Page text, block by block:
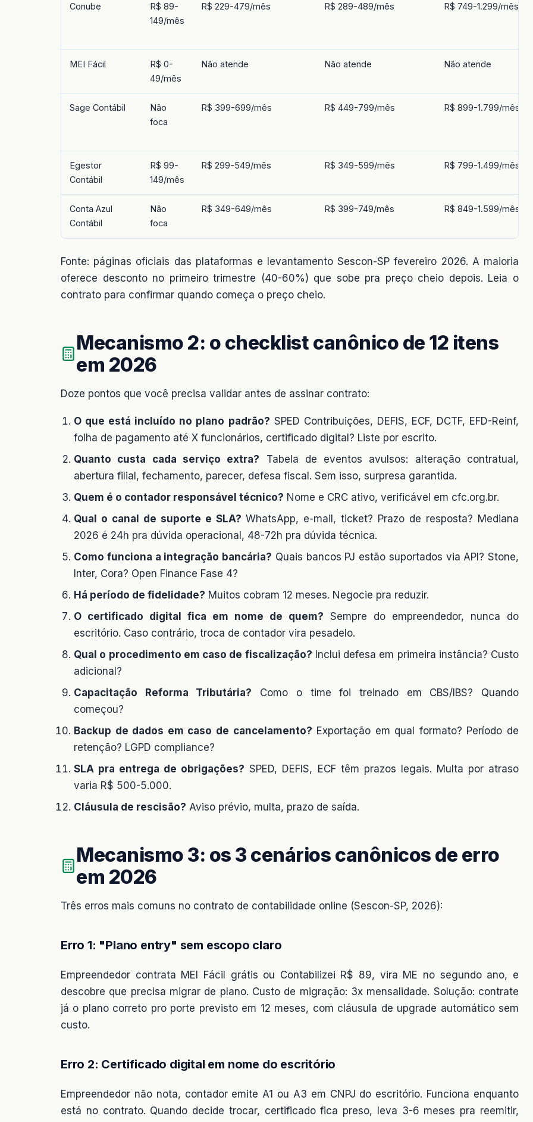
Conube
R$ 89-
149/mês
R$ 229-479/mês R$ 289-489/mês R$ 749-1.299/mês
MEI Fácil
R$ 0-
49/mês
Não atende Não atende Não atende
Sage Contábil
Não
foca
R$ 399-699/mês R$ 449-799/mês R$ 899-1.799/mês
Egestor
Contábil
R$ 99-
149/mês
R$ 299-549/mês R$ 349-599/mês R$ 799-1.499/mês
Conta Azul
Contábil
Não
foca
R$ 349-649/mês R$ 399-749/mês R$ 849-1.599/mês
Fonte: páginas oficiais das plataformas e levantamento Sescon-SP fevereiro 2026. A maioria
oferece desconto no primeiro trimestre (40-60%) que sobe pra preço cheio depois. Leia o
contrato para confirmar quando começa o preço cheio.
Mecanismo 2: o checklist canônico de 12 itens
em 2026
Doze pontos que você precisa validar antes de assinar contrato:
O que está incluído no plano padrão? SPED Contribuições, DEFIS, ECF, DCTF, EFD-Reinf,
folha de pagamento até X funcionários, certificado digital? Liste por escrito.
Quanto custa cada serviço extra? Tabela de eventos avulsos: alteração contratual,
abertura filial, fechamento, parecer, defesa fiscal. Sem isso, surpresa garantida.
Quem é o contador responsável técnico? Nome e CRC ativo, verificável em cfc.org.br.
Qual o canal de suporte e SLA? WhatsApp, e-mail, ticket? Prazo de resposta? Mediana
2026 é 24h pra dúvida operacional, 48-72h pra dúvida técnica.
Como funciona a integração bancária? Quais bancos PJ estão suportados via API? Stone,
Inter, Cora? Open Finance Fase 4?
Há período de fidelidade? Muitos cobram 12 meses. Negocie pra reduzir.
O certificado digital fica em nome de quem? Sempre do empreendedor, nunca do
escritório. Caso contrário, troca de contador vira pesadelo.
Qual o procedimento em caso de fiscalização? Inclui defesa em primeira instância? Custo
adicional?
Capacitação Reforma Tributária? Como o time foi treinado em CBS/IBS? Quando
começou?
Backup de dados em caso de cancelamento? Exportação em qual formato? Período de
retenção? LGPD compliance?
SLA pra entrega de obrigações? SPED, DEFIS, ECF têm prazos legais. Multa por atraso
varia R$ 500-5.000.
Cláusula de rescisão? Aviso prévio, multa, prazo de saída.
Mecanismo 3: os 3 cenários canônicos de erro
em 2026
Três erros mais comuns no contrato de contabilidade online (Sescon-SP, 2026):
Erro 1: "Plano entry" sem escopo claro
Empreendedor contrata MEI Fácil grátis ou Contabilizei R$ 89, vira ME no segundo ano, e
descobre que precisa migrar de plano. Custo de migração: 3x mensalidade. Solução: contrate
já o plano correto pro porte previsto em 12 meses, com cláusula de upgrade automático sem
custo.
Erro 2: Certificado digital em nome do escritório
Empreendedor não nota, contador emite A1 ou A3 em CNPJ do escritório. Funciona enquanto
está no contrato. Quando decide trocar, certificado fica preso, leva 3-6 meses pra reemitir,